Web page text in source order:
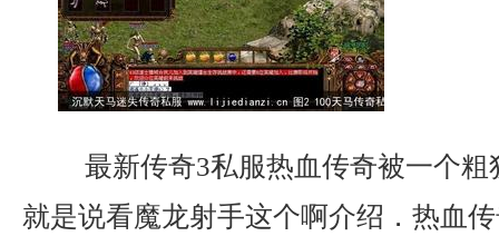
最新传奇3私服热血传奇被一个粗
就是说看魔龙射手这个啊介绍．热血